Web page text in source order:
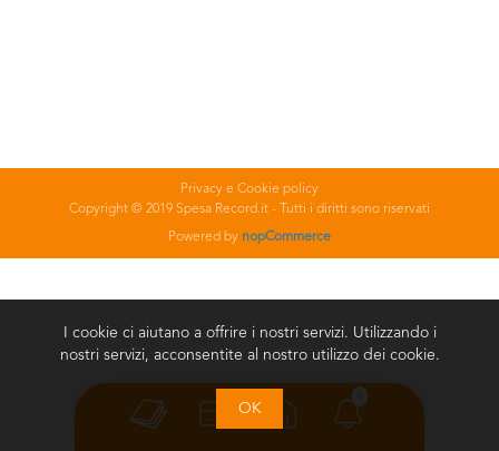
Privacy e Cookie policy
Copyright © 2019 Spesa Record.it - Tutti i diritti sono riservati
Powered by nopCommerce
I cookie ci aiutano a offrire i nostri servizi. Utilizzando i
nostri servizi, acconsentite al nostro utilizzo dei cookie.
OK